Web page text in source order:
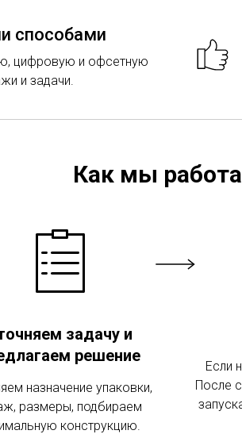
способами
цифровую и офсетную
и задачи.
Как мы
задачу и
решение
назначение упаковки,
размеры, подбираем
конструкцию.
Если
После